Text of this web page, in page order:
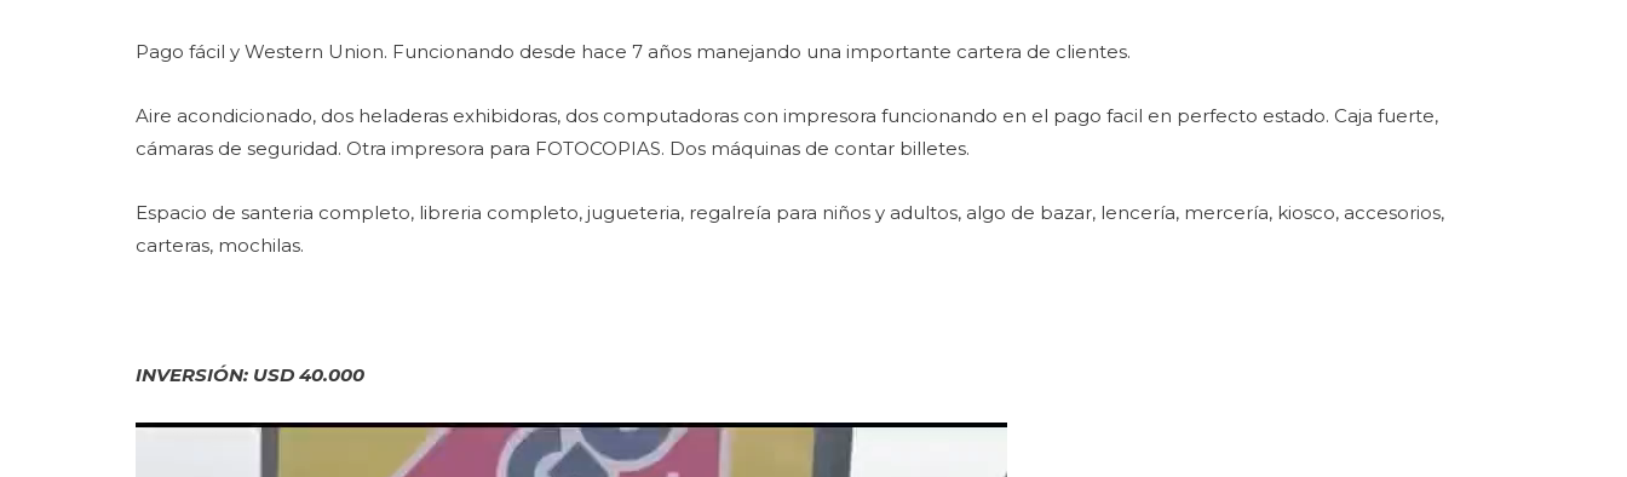
Pago fácil y Western Union. Funcionando desde hace 7 años manejando una importante cartera de clientes.
Aire acondicionado, dos heladeras exhibidoras, dos computadoras con impresora funcionando en el pago facil en perfecto estado. Caja fuerte,
cámaras de seguridad. Otra impresora para FOTOCOPIAS. Dos máquinas de contar billetes.
Espacio de santeria completo, libreria completo, jugueteria, regalreía para niños y adultos, algo de bazar, lencería, mercería, kiosco, accesorios,
carteras, mochilas.
INVERSIÓN: USD 40.000